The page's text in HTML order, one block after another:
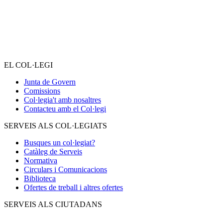
EL COL·LEGI
Junta de Govern
Comissions
Col·legia't amb nosaltres
Contacteu amb el Col·legi
SERVEIS ALS COL·LEGIATS
Busques un col·legiat?
Catàleg de Serveis
Normativa
Circulars i Comunicacions
Biblioteca
Ofertes de treball i altres ofertes
SERVEIS ALS CIUTADANS